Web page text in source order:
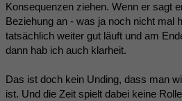
Konsequenzen ziehen. Wenn er sagt
Beziehung an - was ja noch nicht mal
tatsächlich weiter gut läuft und am
dann hab ich auch klarheit.
Das ist doch kein Unding, dass man
ist. Und die Zeit spielt dabei keine